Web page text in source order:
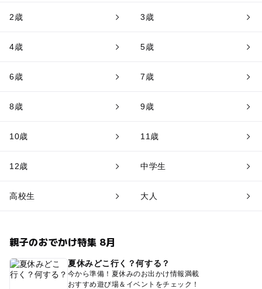
2歳 3歳
4歳 5歳
6歳 7歳
8歳 9歳
10歳 11歳
12歳 中学生
高校生 大人
親子のおでかけ特集 8月
夏休みどこ行く？何する？
今から準備！夏休みのお出かけ情報満載
おすすめ遊び場＆イベントをチェック！